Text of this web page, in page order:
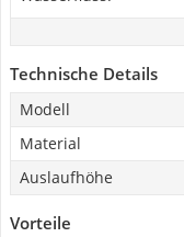
Technische Details
Modell
Material
Auslaufhöhe
Vorteile